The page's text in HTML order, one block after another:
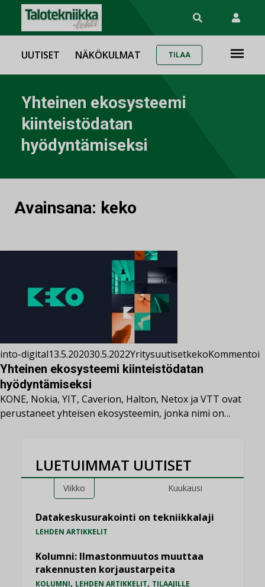
UUTISET NÄKÖKULMAT TILAA
Yhteinen ekosysteemi
kiinteistödatan
hyödyntämiseksi
Avainsana: keko
into-digital13.5.202030.5.2022YritysuutisetkekoKommentoi
Yhteinen ekosysteemi kiinteistödatan
hyödyntämiseksi
KONE, Nokia, YIT, Caverion, Halton, Netox ja VTT ovat
perustaneet yhteisen ekosysteemin, jonka nimi on…
LUETUIMMAT UUTISET
Viikko Kuukausi
Datakeskusurakointi on tekniikkalaji
LEHDEN ARTIKKELIT
Kolumni: Ilmastonmuutos muuttaa
rakennusten korjaustarpeita
KOLUMNI, LEHDEN ARTIKKELIT, TILAAJILLE